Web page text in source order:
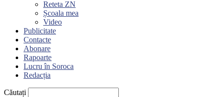
Reteta ZN
Școala mea
Video
Publicitate
Contacte
Abonare
Rapoarte
Lucru în Soroca
Redacția
Căutați